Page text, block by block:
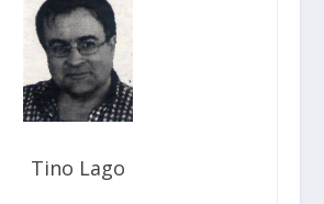
Tino Lago